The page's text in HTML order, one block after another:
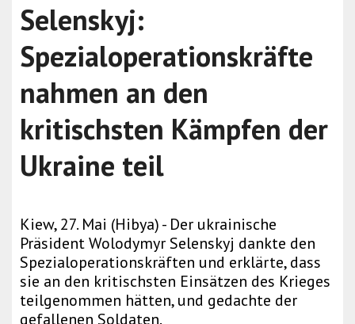
Selenskyj:
Spezialoperationskräfte
nahmen an den
kritischsten Kämpfen der
Ukraine teil
Kiew, 27. Mai (Hibya) - Der ukrainische
Präsident Wolodymyr Selenskyj dankte den
Spezialoperationskräften und erklärte, dass
sie an den kritischsten Einsätzen des Krieges
teilgenommen hätten, und gedachte der
gefallenen Soldaten.